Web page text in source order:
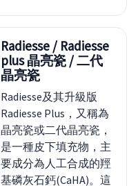
Radiesse / Radiesse
plus 晶亮瓷 / 二代
晶亮瓷
Radiesse及其升級版
Radiesse Plus，又稱為
晶亮瓷或二代晶亮瓷，
是一種皮下填充物，主
要成分為人工合成的羥
基磷灰石鈣(CaHA)。這